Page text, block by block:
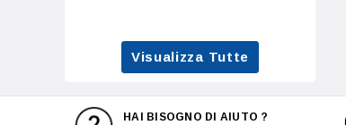
Visualizza Tutte
HAI BISOGNO DI AIUTO ?